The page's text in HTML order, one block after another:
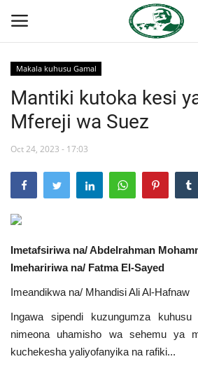
Nyumba
Wasiliana
Misri
Urithi wa Nasser
Makala kuhusu Gamal
Mantiki kutoka kesi
Mfereji wa Suez
Oct 24, 2023 - 17:03
Imetafsiriwa na/ Abdelrahman
Imehaririwa na/ Fatma El-Sayed
Imeandikwa na/ Mhandisi Ali Al-Hafnaw
Ingawa sipendi kuzungumza
nimeona uhamisho wa sehemu ya
kuchekesha yaliyofanyika na rafiki...